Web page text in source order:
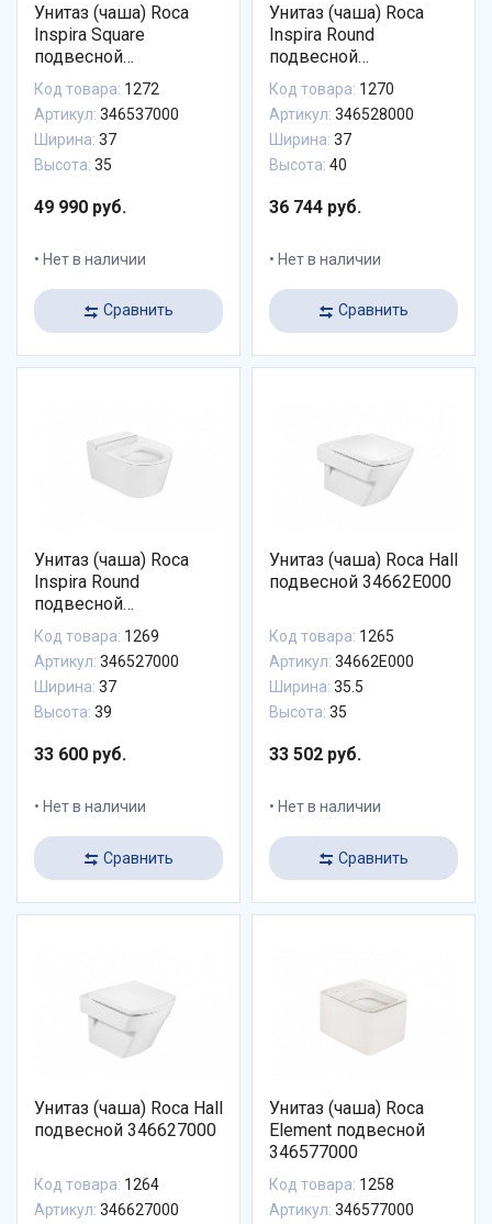
Унитаз (чаша) Roca
Inspira Square
подвесной
безободковый
346537000
Код товара: 1272
Артикул: 346537000
Ширина: 37
Высота: 35
49 990 руб.
Нет в наличии
Сравнить
Унитаз (чаша) Roca
Inspira Round
подвесной
безободковый
346528000
Код товара: 1270
Артикул: 346528000
Ширина: 37
Высота: 40
36 744 руб.
Нет в наличии
Сравнить
Унитаз (чаша) Roca
Inspira Round
подвесной
безободковый
346527000
Код товара: 1269
Артикул: 346527000
Ширина: 37
Высота: 39
33 600 руб.
Нет в наличии
Сравнить
Унитаз (чаша) Roca Hall
подвесной 34662E000
Код товара: 1265
Артикул: 34662E000
Ширина: 35.5
Высота: 35
33 502 руб.
Нет в наличии
Сравнить
Унитаз (чаша) Roca Hall
подвесной 346627000
Код товара: 1264
Артикул: 346627000
Унитаз (чаша) Roca
Element подвесной
346577000
Код товара: 1258
Артикул: 346577000